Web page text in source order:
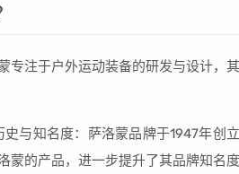
专注于户外运动装备的研发与设计，其
与知名度：萨洛蒙品牌于1947年创立
蒙的产品，进一步提升了其品牌知名度